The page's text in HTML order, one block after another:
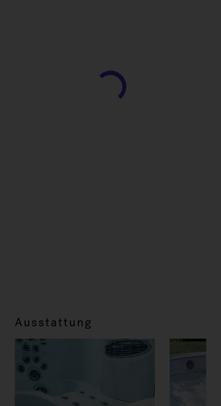
Ausstattung